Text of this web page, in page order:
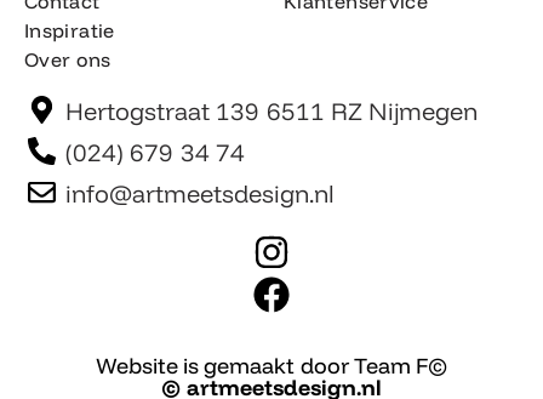
Inspiratie
Over ons
Hertogstraat 139 6511 RZ Nijmegen
(024) 679 34 74
info@artmeetsdesign.nl
I
n
s
t
F
c
Website is gemaakt door Team F©
© artmeetsdesign.nl